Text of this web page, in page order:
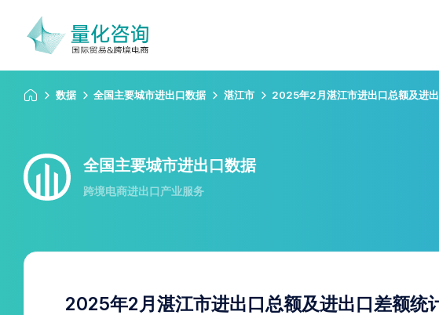
数据 全国主要城市进出口数据 湛江市 2025年2月湛江市进出口总额及进
全国主要城市进出口数据
跨境电商进出口产业服务
2025年2月湛江市进出口总额及进出口差额统